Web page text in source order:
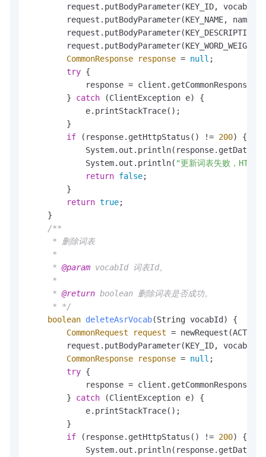
        request.putBodyParameter(KEY_ID, vocabId);
        request.putBodyParameter(KEY_NAME, name);
request.putBodyParameter(KEY_DESCRIPTION,
CommonResponse
response = null ;
try {
response =
        }
catch (ClientException e) {
            e.printStackTrace();
        }
if (response.getHttpStatus() != 200) {
            System.out.println(
"更新词表失败，HTTP
return false;
        }
return true;
    }
/**
     * 删除词表
     *
     *
@param vocabId 词表Id。
     *
     *
@return boolean 删除词表是否成功。
     * */
boolean deleteAsrVocab(String vocabId)
{
CommonRequest
request =
        request.putBodyParameter(KEY_ID, vocabId);
CommonResponse
response = null ;
try {
response =
        }
catch (ClientException e) {
            e.printStackTrace();
        }
if (response.getHttpStatus() != 200) {